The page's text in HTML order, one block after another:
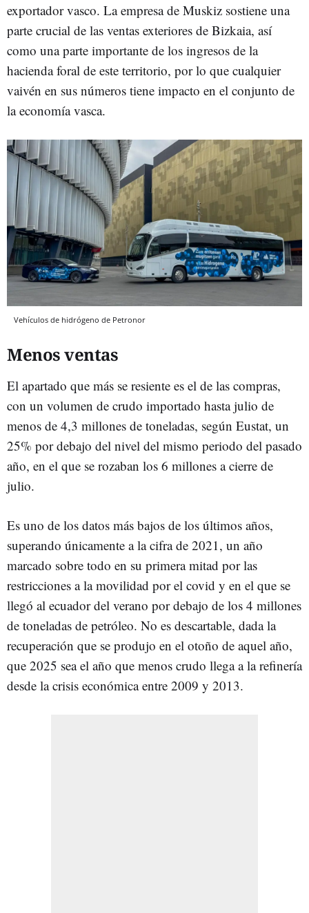
exportador vasco. La empresa de Muskiz sostiene una
parte crucial de las ventas exteriores de Bizkaia, así
como una parte importante de los ingresos de la
hacienda foral de este territorio, por lo que cualquier
vaivén en sus números tiene impacto en el conjunto de
la economía vasca.
Vehículos de hidrógeno de Petronor
Menos ventas
El apartado que más se resiente es el de las compras,
con un volumen de crudo importado hasta julio de
menos de 4,3 millones de toneladas, según Eustat, un
25% por debajo del nivel del mismo periodo del pasado
año, en el que se rozaban los 6 millones a cierre de
julio.
Es uno de los datos más bajos de los últimos años,
superando únicamente a la cifra de 2021, un año
marcado sobre todo en su primera mitad por las
restricciones a la movilidad por el covid y en el que se
llegó al ecuador del verano por debajo de los 4 millones
de toneladas de petróleo. No es descartable, dada la
recuperación que se produjo en el otoño de aquel año,
que 2025 sea el año que menos crudo llega a la refinería
desde la crisis económica entre 2009 y 2013.